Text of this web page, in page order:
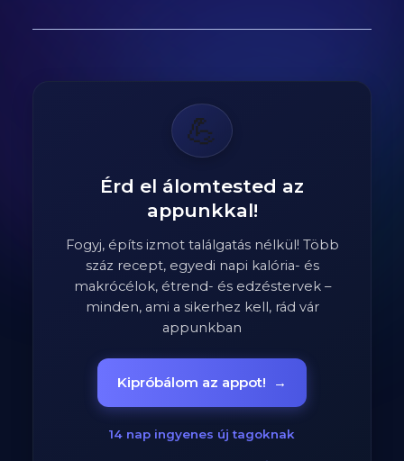
💪
Érd el álomtested az
appunkkal!
Fogyj, építs izmot találgatás nélkül! Több
száz recept, egyedi napi kalória- és
makrócélok, étrend- és edzéstervek –
minden, ami a sikerhez kell, rád vár
appunkban
Kipróbálom az appot! →
14 nap ingyenes új tagoknak